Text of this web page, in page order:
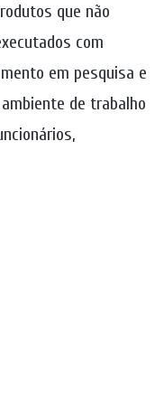
que não
com
em pesquisa e
de trabalho